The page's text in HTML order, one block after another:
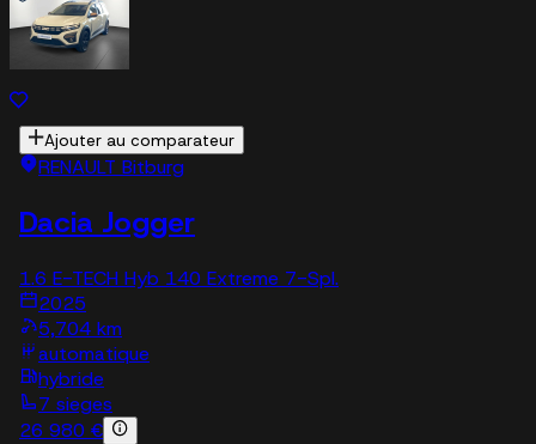
Ajouter au comparateur
RENAULT Bitburg
Dacia Jogger
1.6 E-TECH Hyb 140 Extreme 7-Spl.
2025
5,704 km
automatique
hybride
7 sieges
26 980 €